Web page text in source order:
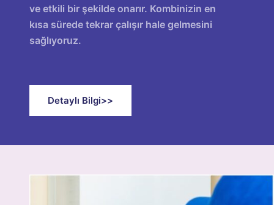
ve etkili bir şekilde onarır. Kombinizin en
kısa sürede tekrar çalışır hale gelmesini
sağlıyoruz.
Detaylı Bilgi>>